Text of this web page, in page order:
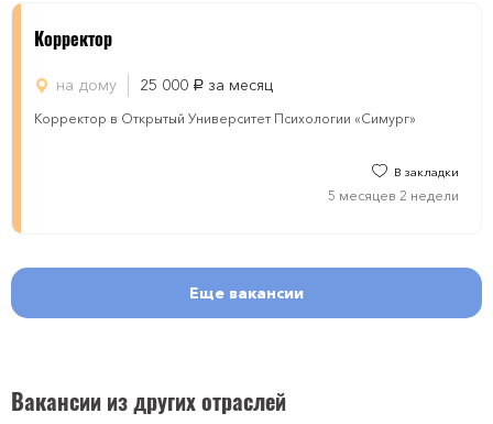
Корректор
на дому 25 000 руб. за месяц
Корректор в Открытый Университет Психологии «Симург»
В закладки
5 месяцев 2 недели
Еще вакансии
Вакансии из других отраслей